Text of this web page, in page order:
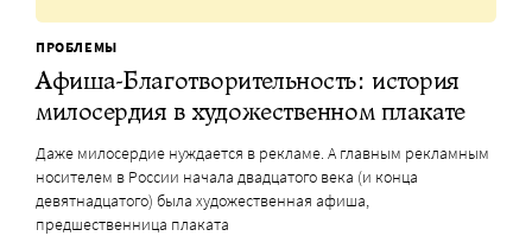
ПРОБЛЕМЫ
Афиша-Благотворительность: история
милосердия в художественном плакате
Даже милосердие нуждается в рекламе. А главным рекламным
носителем в России начала двадцатого века (и конца
девятнадцатого) была художественная афиша,
предшественница плаката